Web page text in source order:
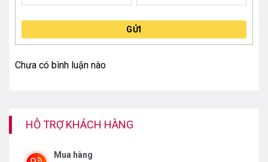
đem đến nội dung vượt trội, chi tiết, chuẩn xác và đẹp
GỬI
Chưa có bình luận nào
HỖ TRỢ KHÁCH HÀNG
Mua hàng